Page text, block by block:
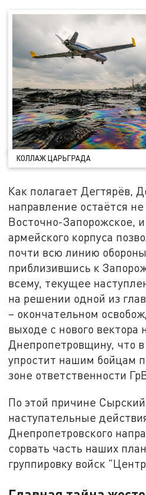
КОЛЛАЖ ЦАРЬГРАДА
Как полагает Дегтярёв,
направление остаётся
Восточно-Запорожское,
армейского корпуса
почти всю линию
приблизившись к
всему, текущее
на решении одной из
– окончательном
выходе с нового вектора
Днепропетровщину, что
упростит нашим бойцам
зоне ответственности
По этой причине
наступательные
Днепропетровского
сорвать часть наших
группировку войск